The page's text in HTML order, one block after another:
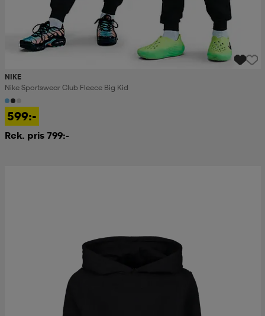
NIKE
Nike Sportswear Club Fleece Big Kid
599:-
Rek. pris 799:-